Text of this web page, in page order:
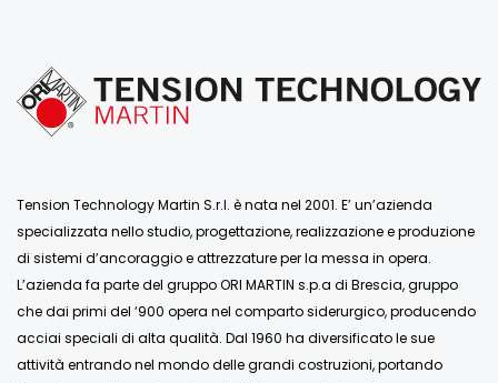
Tension Technology Martin S.r.l. è nata nel 2001. E’ un’azienda
specializzata nello studio, progettazione, realizzazione e produzione
di sistemi d’ancoraggio e attrezzature per la messa in opera.
L’azienda fa parte del gruppo ORI MARTIN s.p.a di Brescia, gruppo
che dai primi del ‘900 opera nel comparto siderurgico, producendo
acciai speciali di alta qualità. Dal 1960 ha diversificato le sue
attività entrando nel mondo delle grandi costruzioni, portando